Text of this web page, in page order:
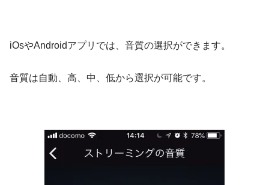
iOsやAndroidアプリでは、音質の選択ができます。
音質は自動、高、中、低から選択が可能です。